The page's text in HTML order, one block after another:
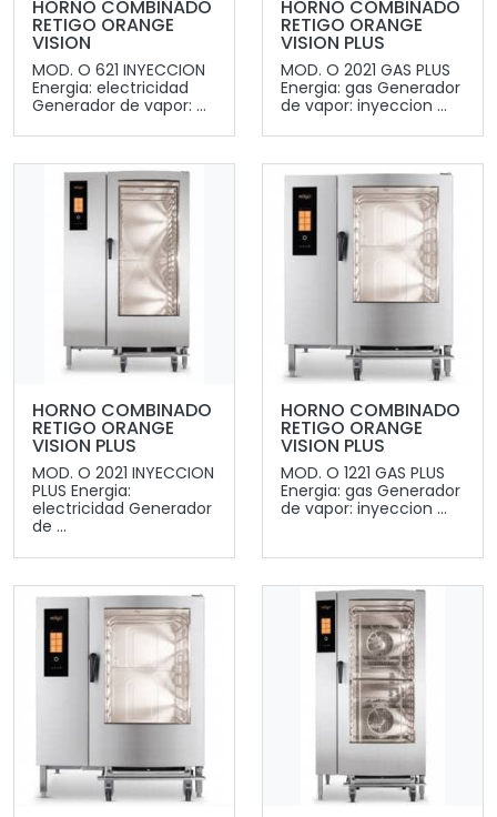
HORNO COMBINADO
RETIGO ORANGE
VISION
MOD. O 621 INYECCION
Energia: electricidad
Generador de vapor: ...
HORNO COMBINADO
RETIGO ORANGE
VISION PLUS
MOD. O 2021 GAS PLUS
Energia: gas Generador
de vapor: inyeccion ...
HORNO COMBINADO
RETIGO ORANGE
VISION PLUS
MOD. O 2021 INYECCION
PLUS Energia:
electricidad Generador
de ...
HORNO COMBINADO
RETIGO ORANGE
VISION PLUS
MOD. O 1221 GAS PLUS
Energia: gas Generador
de vapor: inyeccion ...